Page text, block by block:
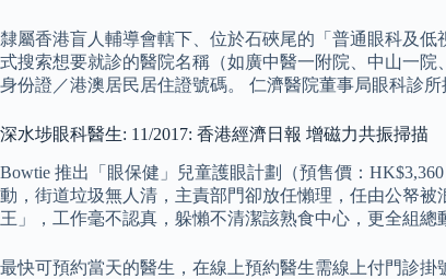
隸屬香港盲人輔導會轄下、位於石硤尾的「普通眼科及
式搜索想要就診的醫院名稱（如廣中醫一附院、中山一
身份證／港澳居民居住證號碼。 仁濟醫院董事局眼科診
深水埗眼科醫生: 11/2017: 香港經濟日報 增磁力共振掃描
Bowtie 推出「眼保健」兒童護眼計劃（預售價：
動，街道垃圾無人清，主責部門卻放任懶理，任由公帑
王」，工作毫不認真，躲懶不清潔該熟食中心，更全組
最快可預約當天的醫生，在線上預約醫生需線上付門診